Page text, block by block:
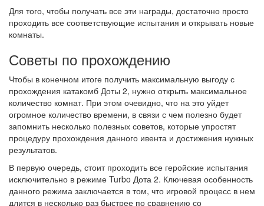
Для того, чтобы получать все эти награды, достаточно просто
проходить все соответствующие испытания и открывать новые
комнаты.
Советы по прохождению
Чтобы в конечном итоге получить максимальную выгоду с
прохождения катакомб Доты 2, нужно открыть максимальное
количество комнат. При этом очевидно, что на это уйдет
огромное количество времени, в связи с чем полезно будет
запомнить несколько полезных советов, которые упростят
процедуру прохождения данного ивента и достижения нужных
результатов.
В первую очередь, стоит проходить все геройские испытания
исключительно в режиме Turbo Дота 2. Ключевая особенность
данного режима заключается в том, что игровой процесс в нем
длится в несколько раз быстрее по сравнению со